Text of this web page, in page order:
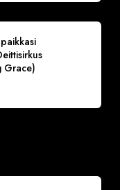
Grace)